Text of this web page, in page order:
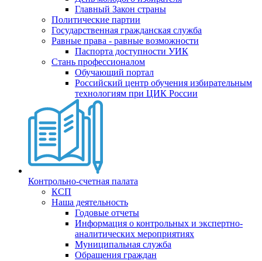
Главный Закон страны
Политические партии
Государственная гражданская служба
Равные права - равные возможности
Паспорта доступности УИК
Стань профессионалом
Обучающий портал
Российский центр обучения избирательным
технологиям при ЦИК России
Контрольно-счетная палата
КСП
Наша деятельность
Годовые отчеты
Информация о контрольных и экспертно-
аналитических мероприятиях
Муниципальная служба
Обращения граждан